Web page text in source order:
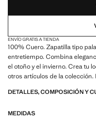
ENVÍO GRATIS A TIENDA
100% Cuero. Zapatilla tipo
entretiempo. Combina
el otoño y el invierno. Crea tu
otros artículos de la
DETALLES, COMPOSICIÓN Y
MEDIDAS